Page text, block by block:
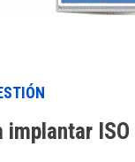
implantar